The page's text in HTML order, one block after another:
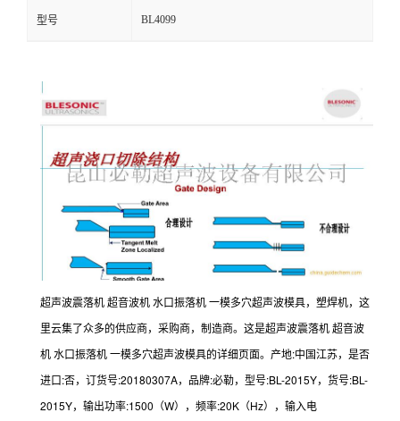
型号 BL4099
超声波震落机 超音波机 水口振落机 一模多穴超声波模具，塑焊机，这
里云集了众多的供应商，采购商，制造商。这是超声波震落机 超音波
机 水口振落机 一模多穴超声波模具的详细页面。产地:中国江苏，是否
进口:否，订货号:20180307A，品牌:必勒，型号:BL-2015Y，货号:BL-
2015Y，输出功率:1500（W），频率:20K（Hz），输入电